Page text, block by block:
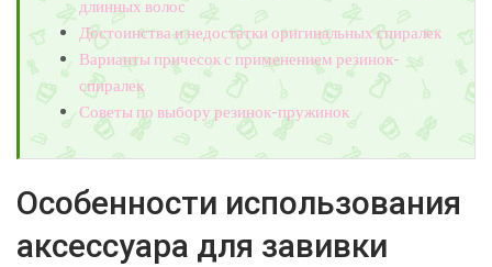
длинных волос
Достоинства и недостатки оригинальных спиралек
Варианты причесок с применением резинок-
спиралек
Советы по выбору резинок-пружинок
Особенности использования
аксессуара для завивки